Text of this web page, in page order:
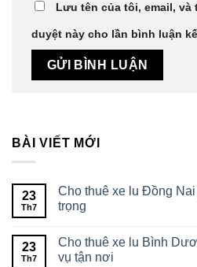
Lưu tên của tôi, email, và
duyệt này cho lần bình luận
BÀI VIẾT MỚI
23
Th7
Cho thuê xe lu Đồng
trọng
23
Th7
Cho thuê xe lu Bình
vụ tận nơi